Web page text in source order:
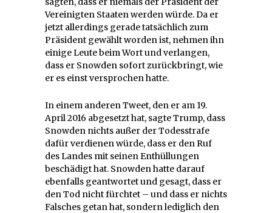
Vereinigten Staaten werden würde. Da er
jetzt allerdings gerade tatsächlich zum
Präsident gewählt worden ist, nehmen ihn
einige Leute beim Wort und verlangen,
dass er Snowden sofort zurückbringt, wie
er es einst versprochen hatte.
In einem anderen Tweet, den er am 19.
April 2016 abgesetzt hat, sagte Trump, dass
Snowden nichts außer der Todesstrafe
dafür verdienen würde, dass er den Ruf
des Landes mit seinen Enthüllungen
beschädigt hat. Snowden hatte darauf
ebenfalls geantwortet und gesagt, dass er
den Tod nicht fürchtet – und dass er nichts
Falsches getan hat, sondern lediglich den